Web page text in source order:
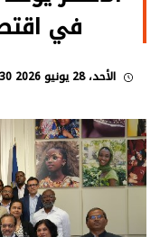
في
الأحد، 28 يونيو 2026 10:30 ص